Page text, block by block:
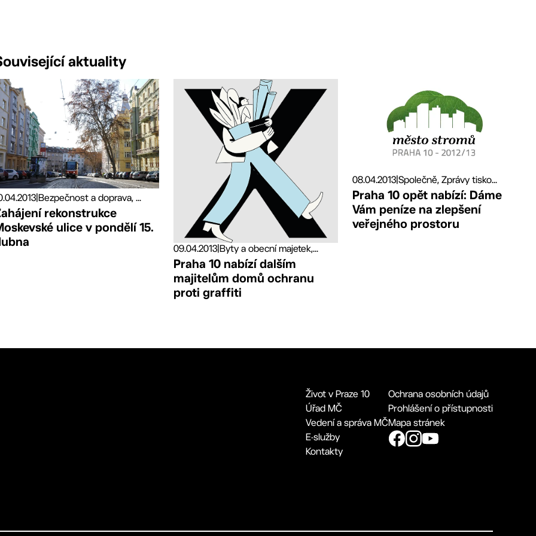
aktuality
|Bezpečnost a doprava, ...
rekonstrukce
ulice v pondělí 15.
09.04.2013| Byty a obecní majetek,...
Praha 10 nabízí dalším
majitelům domů ochranu
proti graffiti
08.04.2013|Společně, Zprávy tisko...
Praha 10 opět nabízí: Dáme
Vám peníze na zlepšení
veřejného prostoru
Život v Praze 10
Úřad MČ
Vedení a správa MČ
E-služby
Kontakty
Ochrana osobních údajů
Prohlášení o přístupnosti
Mapa stránek